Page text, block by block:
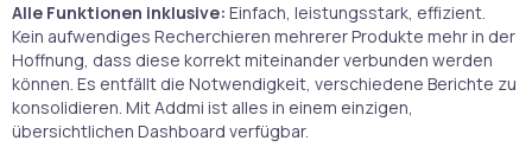
Alle Funktionen inklusive: Einfach, leistungsstark, effizient.
Kein aufwendiges Recherchieren mehrerer Produkte mehr in der
Hoffnung, dass diese korrekt miteinander verbunden werden
können. Es entfällt die Notwendigkeit, verschiedene Berichte zu
konsolidieren. Mit Addmi ist alles in einem einzigen,
übersichtlichen Dashboard verfügbar.